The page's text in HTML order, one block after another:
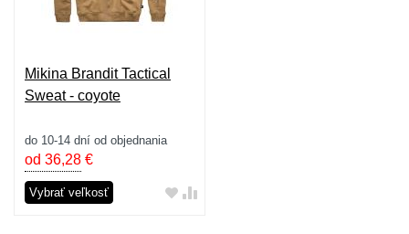
Mikina Brandit Tactical
Sweat - coyote
do 10-14 dní od objednania
od 36,28 €
Vybrať veľkosť